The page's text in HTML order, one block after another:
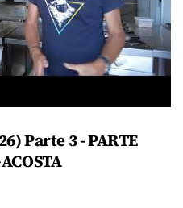
Parte 3 - PARTE